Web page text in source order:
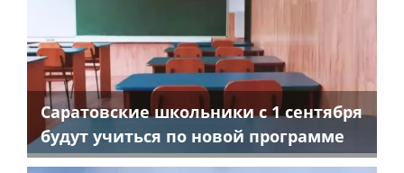
Саратовские школьники с 1 сентября
будут учиться по новой программе